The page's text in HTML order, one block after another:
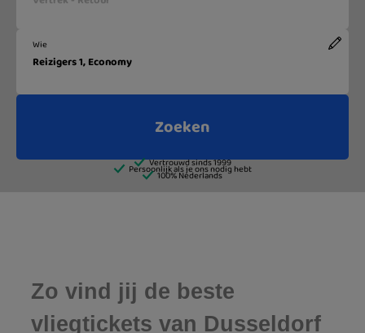
Zo vind jij de beste
vliegtickets van Dusseldorf